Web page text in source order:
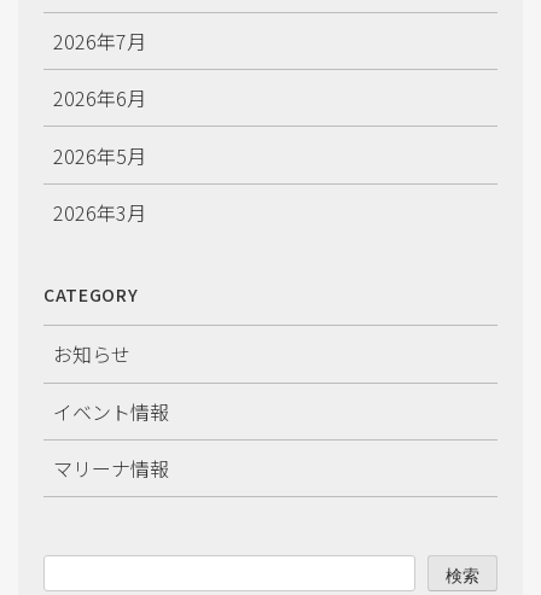
2026年7月
2026年6月
2026年5月
2026年3月
2026年1月
2025年12月
2025年11月
2025年10月
2025年9月
CATEGORY
お知らせ
イベント情報
マリーナ情報
検索